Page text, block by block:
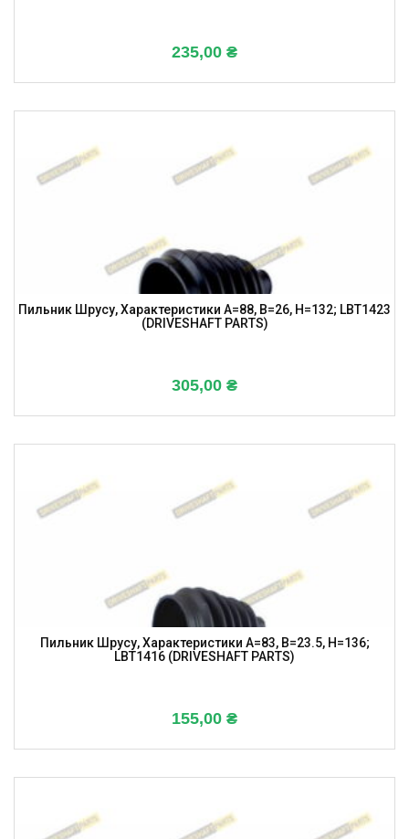
235,00 ₴
Пильник Шрусу, Характеристики A=88, B=26, H=132; LBT1423
(DRIVESHAFT PARTS)
305,00 ₴
Пильник Шрусу, Характеристики A=83, B=23.5, H=136;
LBT1416 (DRIVESHAFT PARTS)
155,00 ₴